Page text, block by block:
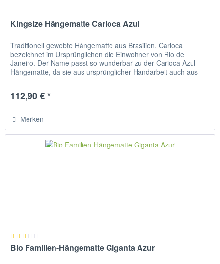
Kingsize Hängematte Carioca Azul
Traditionell gewebte Hängematte aus Brasilien. Carioca
bezeichnet im Ursprünglichen die Einwohner von Rio de
Janeiro. Der Name passt so wunderbar zu der Carioca Azul
Hängematte, da sie aus ursprünglicher Handarbeit auch aus
112,90 € *
Merken
Bio Familien-Hängematte Giganta Azur